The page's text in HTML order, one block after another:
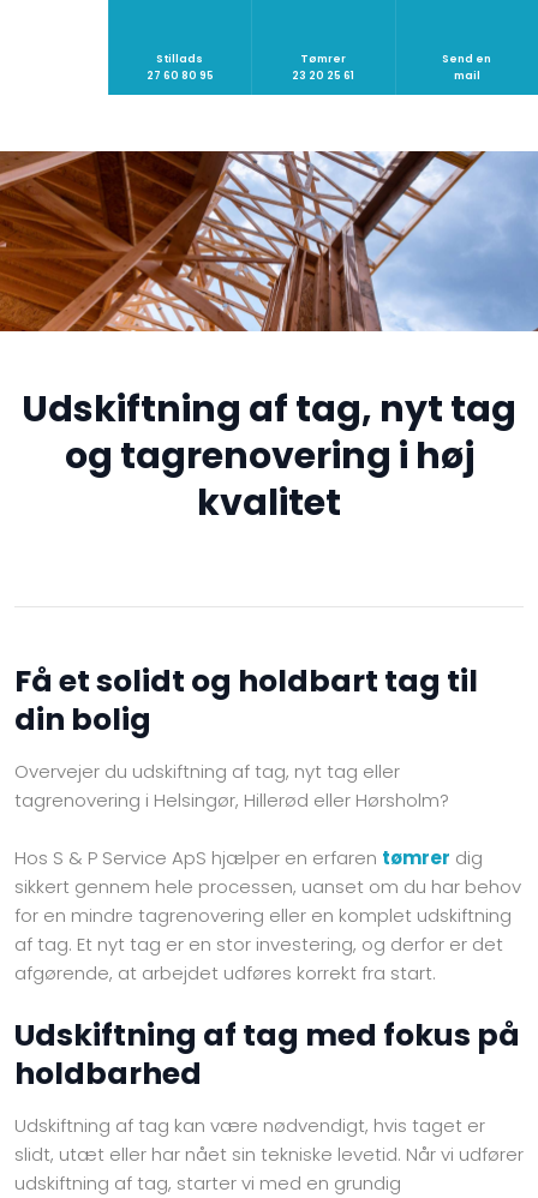
Stillads
​27 60 80 95
Tømrer
23 20 25 61
Send en
​mail
Udskiftning af tag, nyt tag
og tagrenovering i høj
kvalitet
Få et solidt og holdbart tag til
din bolig
Overvejer du udskiftning af tag, nyt tag eller
tagrenovering i Helsingør, Hillerød eller Hørsholm?
Hos S & P Service ApS hjælper en erfaren tømrer dig
sikkert gennem hele processen, uanset om du har behov
for en mindre tagrenovering eller en komplet udskiftning
af tag. Et nyt tag er en stor investering, og derfor er det
afgørende, at arbejdet udføres korrekt fra start.
Udskiftning af tag med fokus på
holdbarhed
Udskiftning af tag kan være nødvendigt, hvis taget er
slidt, utæt eller har nået sin tekniske levetid. Når vi udfører
udskiftning af tag, starter vi med en grundig